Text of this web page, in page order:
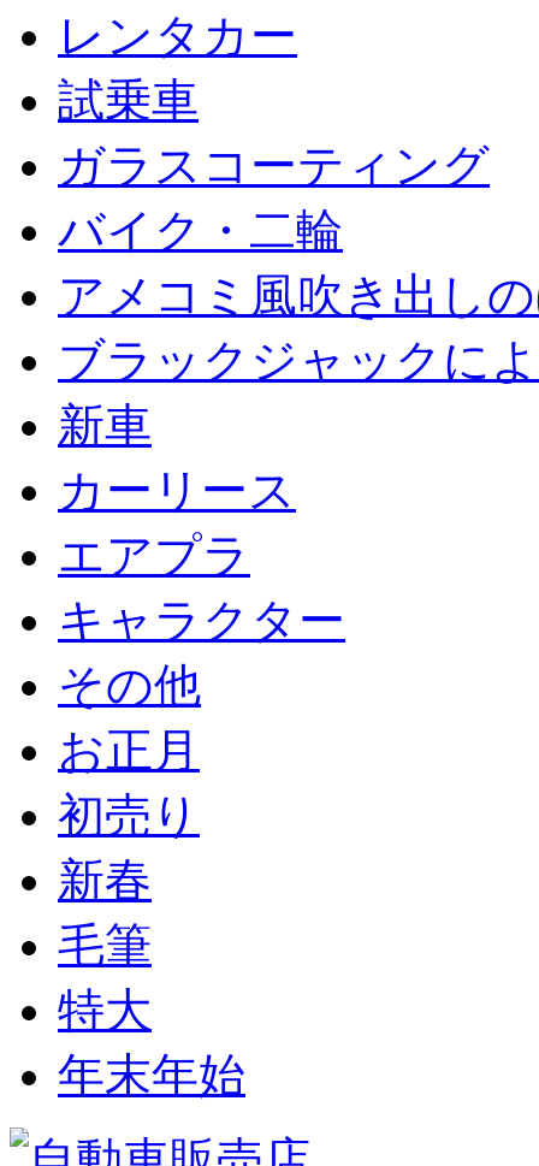
レンタカー
試乗車
ガラスコーティング
バイク・二輪
アメコミ風吹き出し
ブラックジャックに
新車
カーリース
エアプラ
キャラクター
その他
お正月
初売り
新春
毛筆
特大
年末年始